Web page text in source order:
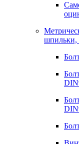
шпильки,